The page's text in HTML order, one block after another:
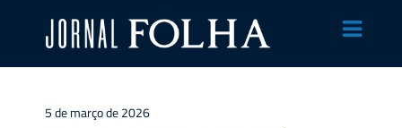
5 de março de 2026